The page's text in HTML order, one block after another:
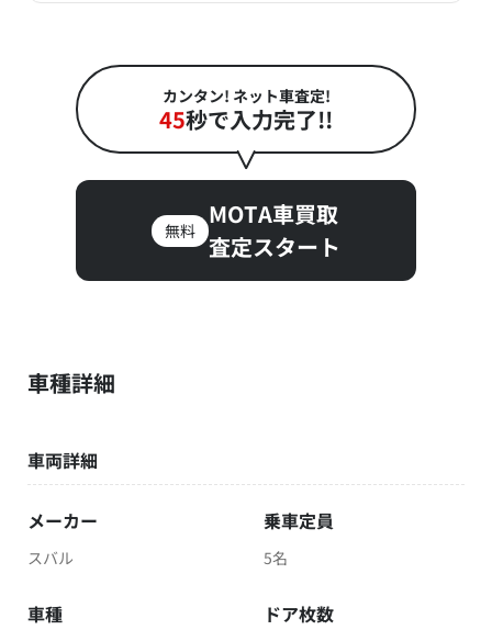
カンタン! ネット車査定!
45秒で入力完了!!
無料
MOTA車買取
査定スタート
車種詳細
車両詳細
メーカー
スバル
乗車定員
5名
車種 ドア枚数